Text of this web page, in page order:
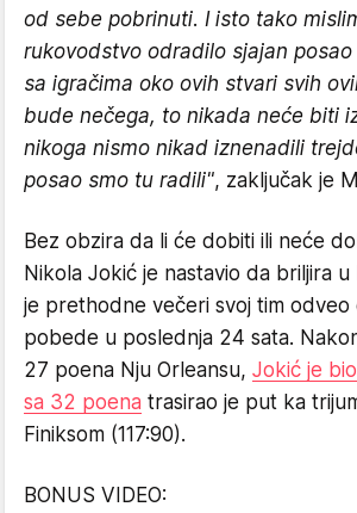
od sebe pobrinuti. I isto tako
rukovodstvo odradilo sjajan
sa igračima oko ovih stvari svih
bude nečega, to nikada neće biti
nikoga nismo nikad iznenadili
posao smo tu radili", zaključak je
Bez obzira da li će dobiti ili neće
Nikola Jokić je nastavio da briljira
je prethodne večeri svoj tim
pobede u poslednja 24 sata.
27 poena Nju Orleansu, Jokić je
sa 32 poena trasirao je put ka
Finiksom (117:90).
BONUS VIDEO: